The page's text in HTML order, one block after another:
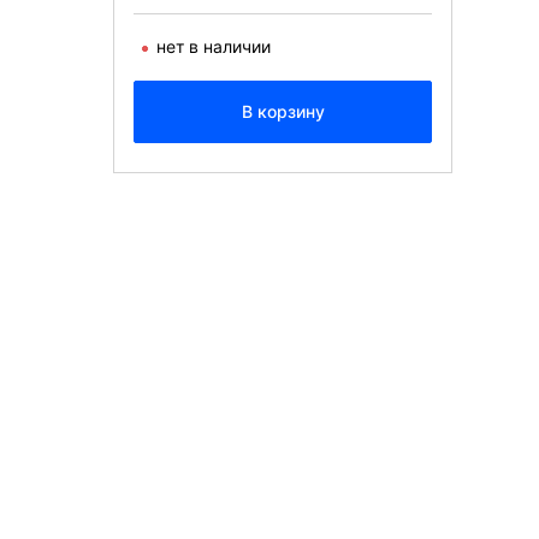
нет в наличии
В корзину